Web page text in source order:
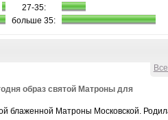
27-35:
больше 35:
образ святой Матроны для
блаженной Матроны Московской.